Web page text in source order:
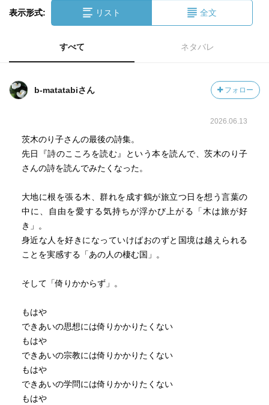
表示形式: リスト 全文
すべて ネタバレ
b-matatabiさん フォロー
2026.06.13
茨木のり子さんの最後の詩集。
先日『詩のこころを読む』という本を読んで、茨木のり子
さんの詩を読んでみたくなった。
大地に根を張る木、群れを成す鶴が旅立つ日を想う言葉の
中に、自由を愛する気持ちが浮かび上がる「木は旅が好
き」。
身近な人を好きになっていけばおのずと国境は越えられる
ことを実感する「あの人の棲む国」。
そして「倚りかからず」。
もはや
できあいの思想には倚りかかりたくない
もはや
できあいの宗教には倚りかかりたくない
もはや
できあいの学問には倚りかかりたくない
もはや